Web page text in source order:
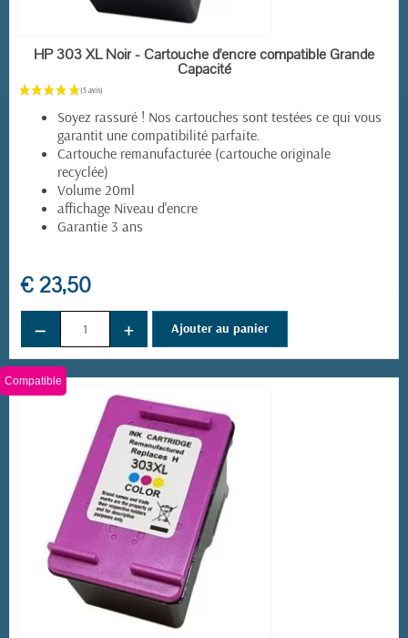
EN STOCK
HP 303 XL Noir - Cartouche d'encre compatible Grande
Capacité
Soyez rassuré ! Nos cartouches sont testées ce qui vous
garantit une compatibilité parfaite.
Cartouche remanufacturée (cartouche originale
recyclée)
Volume 20ml
affichage Niveau d'encre
Garantie 3 ans
€ 23,50
− + Ajouter au panier
Compatible